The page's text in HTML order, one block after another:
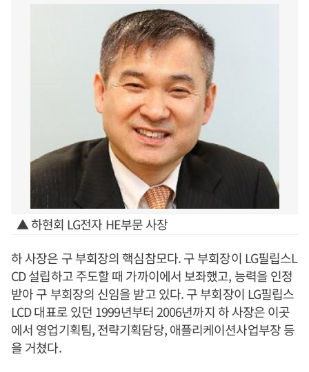
▲ 하현회 LG전자 HE부문 사장
하 사장은 구 부회장의 핵심참모다. 구 부회장이 LG필립스L
CD 설립하고 주도할 때 가까이에서 보좌했고, 능력을 인정
받아 구 부회장의 신임을 받고 있다. 구 부회장이 LG필립스
LCD 대표로 있던 1999년부터 2006년까지 하 사장은 이곳
에서 영업기획팀, 전략기획담당, 애플리케이션사업부장 등
을 거쳤다.